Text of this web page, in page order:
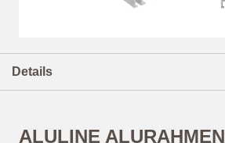
ALULINE ALURAHMEN
der
Details